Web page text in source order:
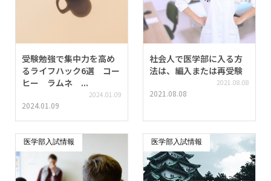
受験勉強で集中力を高め
るライフハック6選 コー
ヒー ラムネ ...
2024.01.09
2024.01.09
社会人で医学部に入る方
法は、編入または再受験
2021.08.08
2021.08.08
医学部入試情報 医学部入試情報